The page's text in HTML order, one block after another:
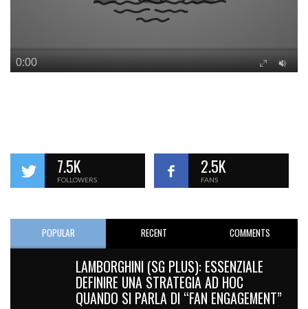
7.5K
FOLLOWERS
2.5K
FANS
POPULAR RECENT COMMENTS
LAMBORGHINI (SG PLUS): ESSENZIALE
DEFINIRE UNA STRATEGIA AD HOC
QUANDO SI PARLA DI “FAN ENGAGEMENT”